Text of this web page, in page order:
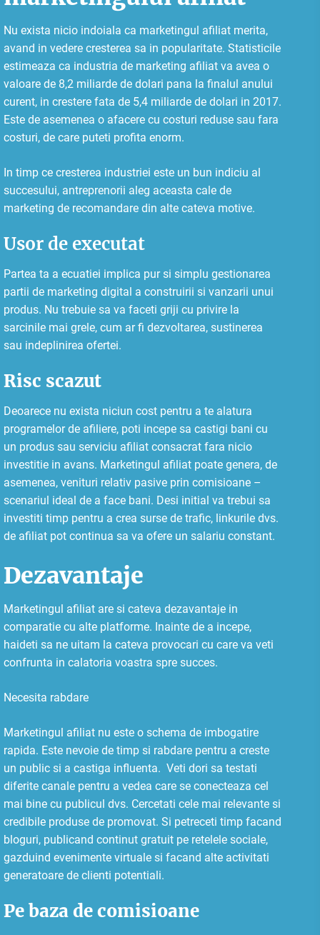
Nu exista nicio indoiala ca marketingul afiliat merita,
avand in vedere cresterea sa in popularitate. Statisticile
estimeaza ca industria de marketing afiliat va avea o
valoare de 8,2 miliarde de dolari pana la finalul anului
curent, in crestere fata de 5,4 miliarde de dolari in 2017.
Este de asemenea o afacere cu costuri reduse sau fara
costuri, de care puteti profita enorm.
In timp ce cresterea industriei este un bun indiciu al
succesului, antreprenorii aleg aceasta cale de
marketing de recomandare din alte cateva motive.
Usor de executat
Partea ta a ecuatiei implica pur si simplu gestionarea
partii de marketing digital a construirii si vanzarii unui
produs. Nu trebuie sa va faceti griji cu privire la
sarcinile mai grele, cum ar fi dezvoltarea, sustinerea
sau indeplinirea ofertei.
Risc scazut
Deoarece nu exista niciun cost pentru a te alatura
programelor de afiliere, poti incepe sa castigi bani cu
un produs sau serviciu afiliat consacrat fara nicio
investitie in avans. Marketingul afiliat poate genera, de
asemenea, venituri relativ pasive prin comisioane –
scenariul ideal de a face bani. Desi initial va trebui sa
investiti timp pentru a crea surse de trafic, linkurile dvs.
de afiliat pot continua sa va ofere un salariu constant.
Dezavantaje
Marketingul afiliat are si cateva dezavantaje in
comparatie cu alte platforme. Inainte de a incepe,
haideti sa ne uitam la cateva provocari cu care va veti
confrunta in calatoria voastra spre succes.
Necesita rabdare
Marketingul afiliat nu este o schema de imbogatire
rapida. Este nevoie de timp si rabdare pentru a creste
un public si a castiga influenta. Veti dori sa testati
diferite canale pentru a vedea care se conecteaza cel
mai bine cu publicul dvs. Cercetati cele mai relevante si
credibile produse de promovat. Si petreceti timp facand
bloguri, publicand continut gratuit pe retelele sociale,
gazduind evenimente virtuale si facand alte activitati
generatoare de clienti potentiali.
Pe baza de comisioane